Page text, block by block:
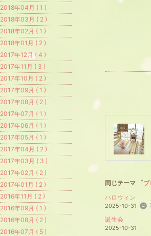
同じテーマ 「ブ
ハロウィン
2025-10-31
誕生会
2025-10-31
2018年04月 ( 1 )
2018年03月 ( 2 )
2018年02月 ( 1 )
2018年01月 ( 2 )
2017年12月 ( 4 )
2017年11月 ( 3 )
2017年10月 ( 2 )
2017年09月 ( 1 )
2017年08月 ( 2 )
2017年07月 ( 1 )
2017年06月 ( 1 )
2017年05月 ( 1 )
2017年04月 ( 2 )
2017年03月 ( 3 )
2017年02月 ( 2 )
2017年01月 ( 2 )
2016年11月 ( 2 )
2016年09月 ( 1 )
2016年08月 ( 2 )
2016年07月 ( 5 )